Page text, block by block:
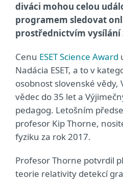
diváci mohou celou
programem sledovat
prostřednictvím vysílání
Cenu ESET Science Award
Nadácia ESET, a to v
osobnost slovenské vědy,
vědec do 35 let a
pedagog. Letošním
profesor Kip Thorne,
fyziku za rok 2017.
Profesor Thorne potvrdil
teorie relativity detekcí